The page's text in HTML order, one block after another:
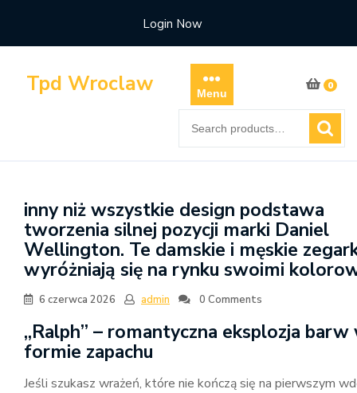
content
Login Now
Tpd Wroclaw Menu
0
for:
inny niż wszystkie design podstawa
tworzenia silnej pozycji marki Daniel
Wellington. Te damskie i męskie
wyróżniają się na rynku swoimi
6 czerwca 2026 admin 0 Comments
„Ralph” – romantyczna eksplozja barw
formie zapachu
Jeśli szukasz wrażeń, które nie kończą się na pierwszym